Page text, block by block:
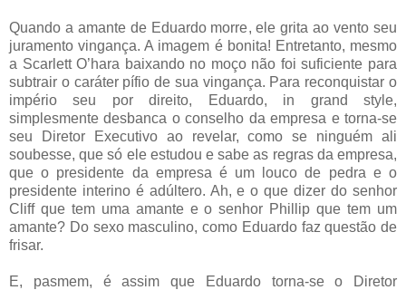
Quando a amante de Eduardo morre, ele grita ao vento seu
juramento vingança. A imagem é bonita! Entretanto, mesmo
a Scarlett O’hara baixando no moço não foi suficiente para
subtrair o caráter pífio de sua vingança. Para reconquistar o
império seu por direito, Eduardo, in grand style,
simplesmente desbanca o conselho da empresa e torna-se
seu Diretor Executivo ao revelar, como se ninguém ali
soubesse, que só ele estudou e sabe as regras da empresa,
que o presidente da empresa é um louco de pedra e o
presidente interino é adúltero. Ah, e o que dizer do senhor
Cliff que tem uma amante e o senhor Phillip que tem um
amante? Do sexo masculino, como Eduardo faz questão de
frisar.
E, pasmem, é assim que Eduardo torna-se o Diretor